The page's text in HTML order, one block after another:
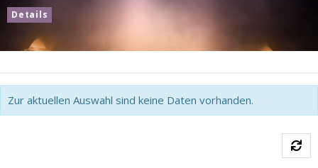
Details
Zur aktuellen Auswahl sind keine Daten vorhanden.